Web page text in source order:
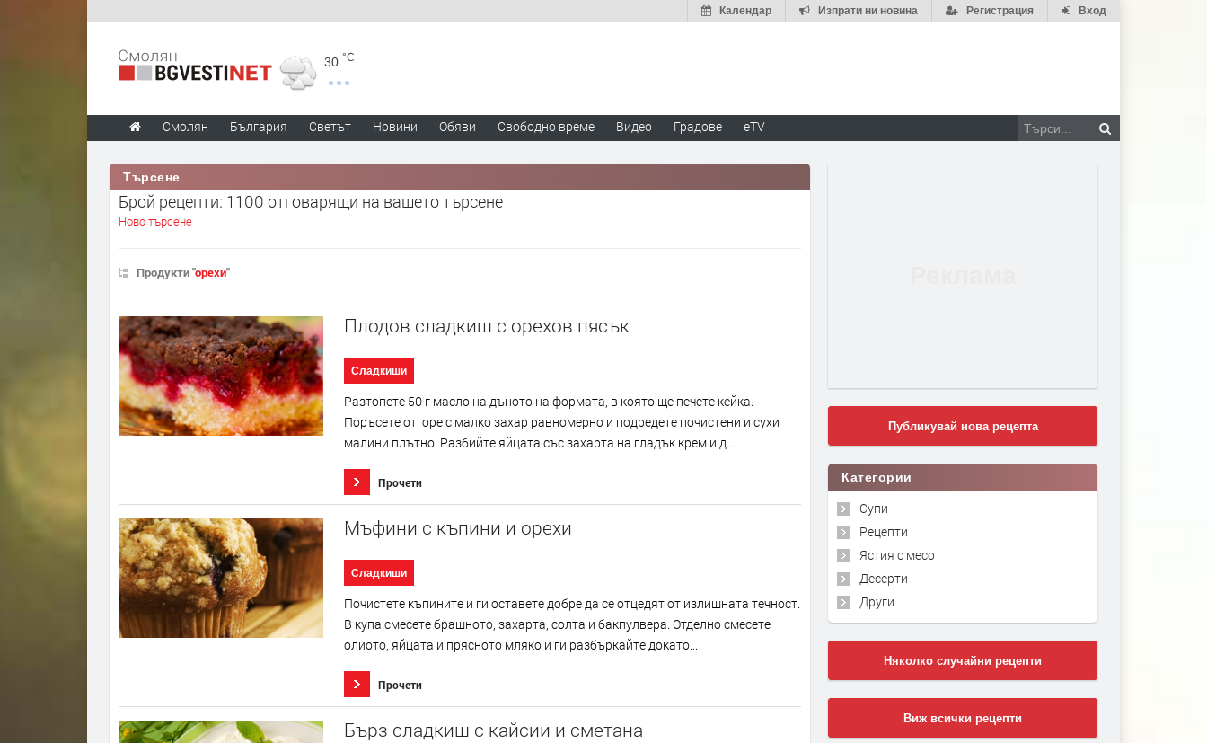
Вход
Регистрация
Изпрати ни новина
Календар
30 °C
Смолян България Светът Новини Обяви Свободно време Видео Градове eTV
Търсене
Брой рецепти: 1100 отговарящи на вашето търсене
Ново търсене
Продукти "орехи"
Плодов сладкиш с орехов пясък
Сладкиши
Разтопете 50 г масло на дъното на формата, в която ще печете кейка.
Поръсете отгоре с малко захар равномерно и подредете почистени и сухи
малини плътно. Разбийте яйцата със захарта на гладък крем и д...
Прочети
Мъфини с къпини и орехи
Сладкиши
Почистете къпините и ги оставете добре да се отцедят от излишната течност.
В купа смесете брашното, захарта, солта и бакпулвера. Отделно смесете
олиото, яйцата и прясното мляко и ги разбъркайте докато...
Прочети
Бърз сладкиш с кайсии и сметана
Публикувай нова рецепта
Категории
Супи
Рецепти
Ястия с месо
Десерти
Други
Няколко случайни рецепти
Виж всички рецепти